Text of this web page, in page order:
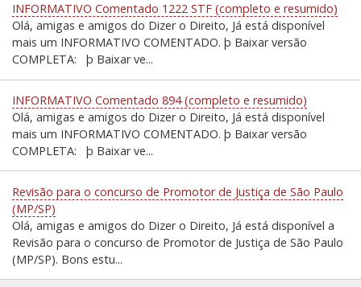
INFORMATIVO Comentado 1222 STF (completo e resumido)
Olá, amigas e amigos do Dizer o Direito, Já está disponível
mais um INFORMATIVO COMENTADO. þ Baixar versão
COMPLETA: þ Baixar ve...
INFORMATIVO Comentado 894 (completo e resumido)
Olá, amigas e amigos do Dizer o Direito, Já está disponível
mais um INFORMATIVO COMENTADO. þ Baixar versão
COMPLETA: þ Baixar ve...
Revisão para o concurso de Promotor de Justiça de São Paulo
(MP/SP)
Olá, amigas e amigos do Dizer o Direito, Já está disponível a
Revisão para o concurso de Promotor de Justiça de São Paulo
(MP/SP). Bons estu...